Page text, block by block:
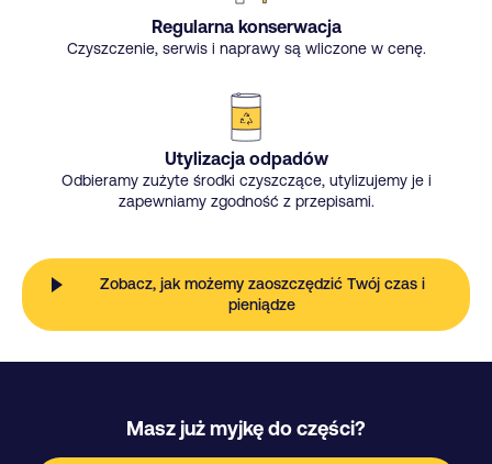
Regularna konserwacja
Czyszczenie, serwis i naprawy są wliczone w cenę.
Utylizacja odpadów
Odbieramy zużyte środki czyszczące, utylizujemy je i
zapewniamy zgodność z przepisami.
Zobacz, jak możemy zaoszczędzić Twój czas i
pieniądze
Masz już myjkę do części?